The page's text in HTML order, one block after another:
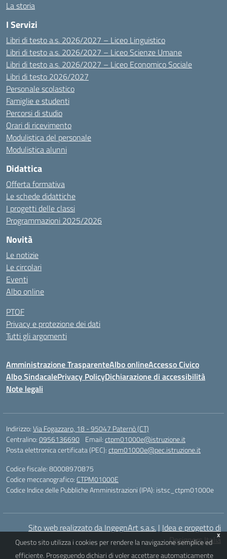
La storia
I Servizi
Libri di testo a.s. 2026/2027 – Liceo Linguistico
Libri di testo a.s. 2026/2027 – Liceo Scienze Umane
Libri di testo a.s. 2026/2027 – Liceo Economico Sociale
Libri di testo 2026/2027
Personale scolastico
Famiglie e studenti
Percorsi di studio
Orari di ricevimento
Modulistica del personale
Modulistica alunni
Didattica
Offerta formativa
Le schede didattiche
I progetti delle classi
Programmazioni 2025/2026
Novità
Le notizie
Le circolari
Eventi
Albo online
PTOF
Privacy e protezione dei dati
Tutti gli argomenti
Amministrazione TrasparenteAlbo onlineAccesso Civico
Albo SindacalePrivacy PolicyDichiarazione di accessibilità
Note legali
Indirizzo:Via Fogazzaro, 18 - 95047 Paternò (CT)
Centralino:0956136690 Email:ctpm01000e@istruzione.it
Posta elettronica certificata (PEC):ctpm01000e@pec.istruzione.it
Codice fiscale: 80008970875
Codice meccanografico: CTPM01000E
Codice Indice delle Pubbliche Amministrazioni (IPA): istsc_ctpm01000e
Sito web realizzato da IngegnArt s.a.s. | Idea e progetto di
Designers Italia
x
Questo sito utilizza i cookies per rendere la navigazione semplice ed
efficiente. Proseguendo dichiari di voler accettare automaticamente